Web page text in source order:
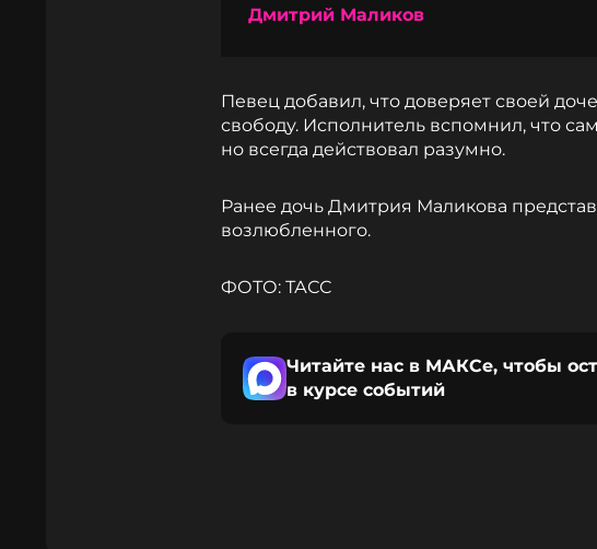
Дмитрий Маликов
Певец добавил, что доверяет своей
свободу. Исполнитель вспомнил, что
но всегда действовал разумно.
Ранее дочь Дмитрия Маликова
возлюбленного.
ФОТО: ТАСС
Читайте нас в МАКСе, чтобы
в курсе событий